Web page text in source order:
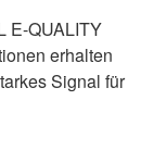
E-QUALITY
erhalten
Signal für